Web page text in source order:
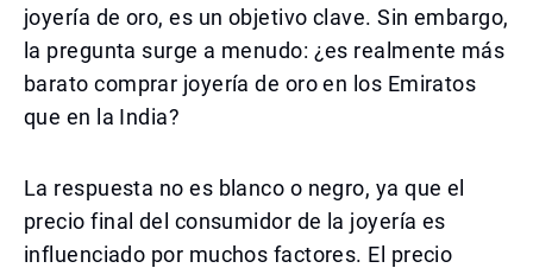
joyería de oro, es un objetivo clave. Sin embargo,
la pregunta surge a menudo: ¿es realmente más
barato comprar joyería de oro en los Emiratos
que en la India?
La respuesta no es blanco o negro, ya que el
precio final del consumidor de la joyería es
influenciado por muchos factores. El precio